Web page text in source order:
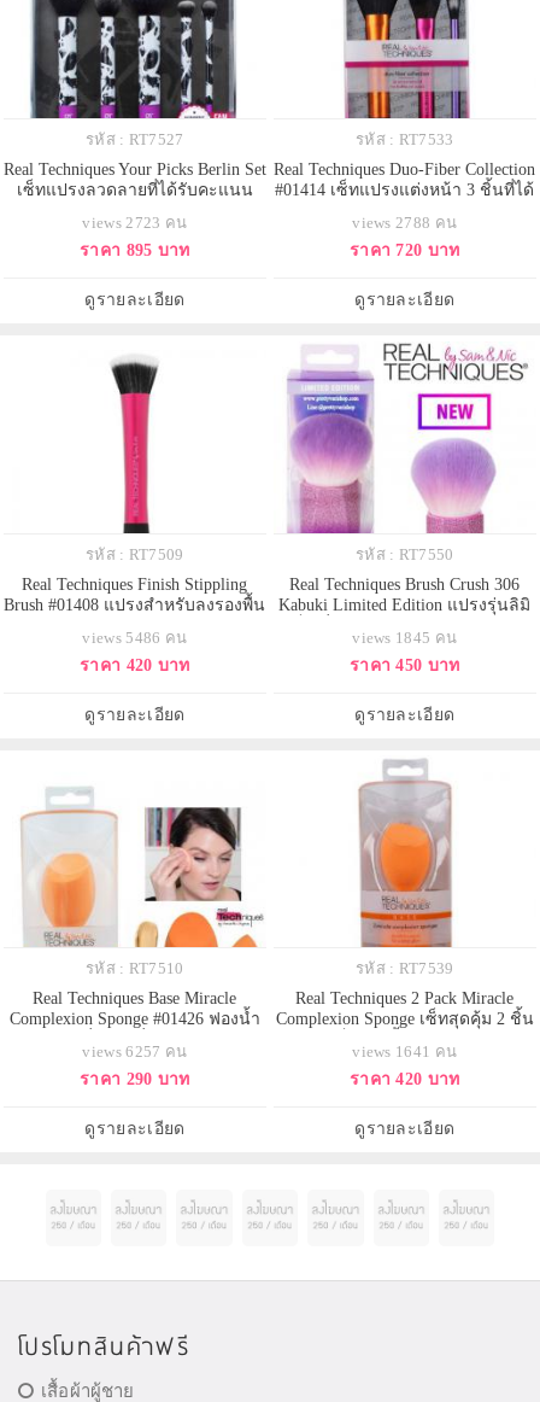
รหัส : RT7527
Real Techniques Your Picks Berlin Set
เซ็ทแปรงลวดลายที่ได้รับคะแนน
ดำ ประกอบด้วยแปรงแต่งหน้า 5 ชิ้น
ครบทุกการใช้ง่าย ขนแปรงนุ่ม ด้าม
views 2723 คน
ราคา 895 บาท
ดูรายละเอียด
รหัส : RT7533
Real Techniques Duo-Fiber Collection
#01414 เซ็ทแปรงแต่งหน้า 3 ชิ้นที่ได้
อาชีพ ได้คัดสรรวัสดุที่มีคุณภาพ เข้า
กับดีไซน์ล้ำสมัย ทำให้ได้แปรงแต่ง
งานง่ายขึ้น ด้ามแปรงผลิตจากอลูมิ
views 2788 คน
ราคา 720 บาท
ดูรายละเอียด
รหัส : RT7509
Real Techniques Finish Stippling
Brush #01408 แปรงสำหรับลงรองพื้น
แปรงสังเคราะห์ดีไซน์หัวตัดที่ช่วยให้
เกลี่ยรองพื้นหรือแป้งให้เป็นเสมือน
ซอกมุมต่างๆบนใบหน้าได้อย่างทั่วถึง
views 5486 คน
ราคา 420 บาท
ดูรายละเอียด
รหัส : RT7550
Real Techniques Brush Crush 306
Kabuki Limited Edition แปรงรุ่นลิมิ
และสีสันที่น่ารักสะดุดตา ใช้ได้
อเนกประสงค์มากนะคะสาวๆ ไม่ว่า
ผสมรองพื้นเพื่อลุคที่บางเบาเป็น
ธรรมชาติ หรือกระทั่ง
views 1845 คน
ราคา 450 บาท
ดูรายละเอียด
รหัส : RT7510
Real Techniques Base Miracle
Complexion Sponge #01426 ฟองน้ำ
ฟองน้ำไข่ที่เพิ่มด้านแบนเข้ามา ช่วย
ในการปาดและเกลี่ยรองพื้นได้เรียบ
views 6257 คน
ราคา 290 บาท
ดูรายละเอียด
รหัส : RT7539
Real Techniques 2 Pack Miracle
Complexion Sponge เซ็ทสุดคุ้ม 2 ชิ้น
เกลี่ยรองพื้น ฟองน้ำรูปทรงไข่สีส้ม
ปลายตัด ลักษณะแบนทำให้มี
สามารถทำได้ ด้านแบนสามารถนำ
ไปใช้ปาดรองพื้นและเกลี่ย ไ
views 1641 คน
ราคา 420 บาท
ดูรายละเอียด
โปรโมทสินค้าฟรี
เสื้อผ้าผู้ชาย